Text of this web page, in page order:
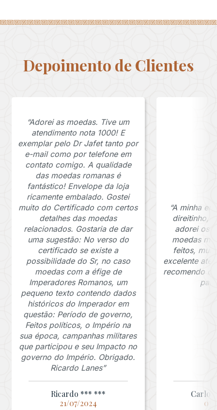
Depoimento de Clientes
“Adorei as moedas. Tive um
atendimento nota 1000! E
exemplar pelo Dr Jafet tanto por
e-mail como por telefone em
contato comigo. A qualidade
das moedas romanas é
fantástico! Envelope da loja
ricamente embalado. Gostei
muito do Certificado com certos
detalhes das moedas
relacionados. Gostaria de dar
uma sugestão: No verso do
certificado se existe a
possibilidade do Sr, no caso
moedas com a éfige de
Imperadores Romanos, um
pequeno texto contendo dados
históricos do Imperador em
questão: Período de governo,
Feitos políticos, o Império na
sua época, campanhas militares
que participou e seu Impacto no
governo do Império. Obrigado.
Ricardo Lanes”
Ricardo *** ***
21/07/2024
“A minha
direitinho,
adorei os
moedas
feitos,
excelente
recomendo o
03/